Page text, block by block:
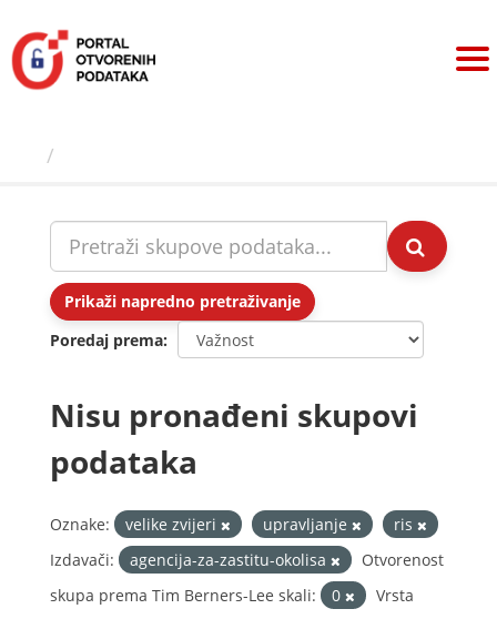
sadržaj
Prikaži napredno pretraživanje
Poredaj prema
Nisu pronađeni skupovi
podataka
Oznake: velike zvijeri upravljanje
ris
Izdavači:
agencija-za-zastitu-okolisa
Otvorenost
skupa prema Tim Berners-Lee skali:
0
Vrsta